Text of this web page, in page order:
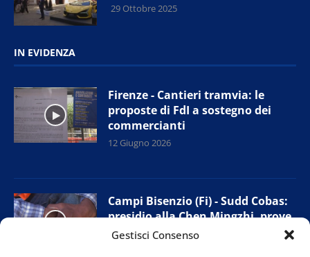
Gestisci Consenso
29 Ottobre 2025
IN EVIDENZA
Firenze - Cantieri tramvia: le
proposte di FdI a sostegno dei
commercianti
12 Giugno 2026
Campi Bisenzio (Fi) - Sudd Cobas:
presidio alla Chen Mingzhi, prove
di accordo con l’azienda